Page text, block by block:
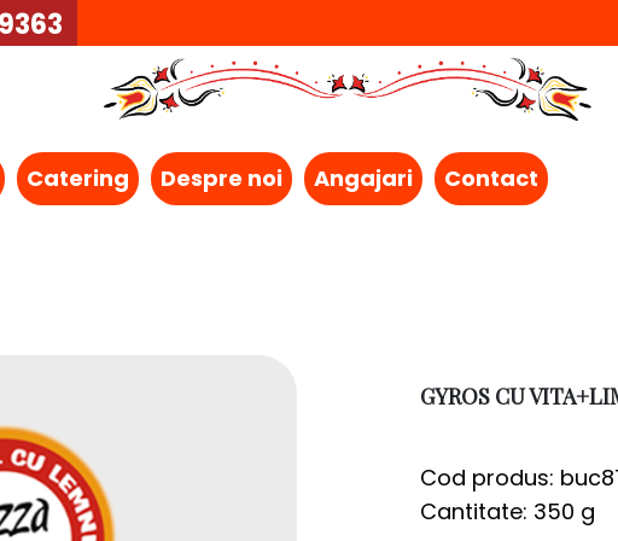
Catering Despre noi Angajari Contact
GYROS CU
Cod produs:
Cantitate: 350 g